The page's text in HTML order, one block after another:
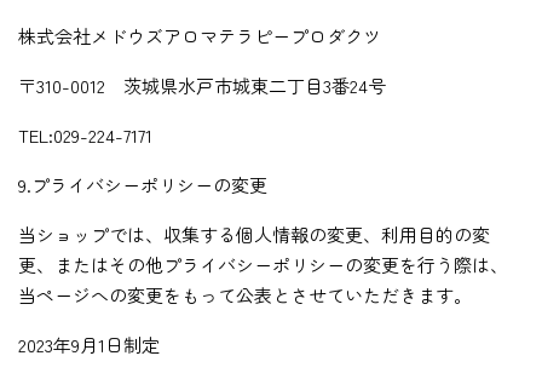
株式会社メドウズアロマテラピープロダクツ
〒310-0012 茨城県水戸市城東二丁目3番24号
TEL:029-224-7171
9.プライバシーポリシーの変更
当ショップでは、収集する個人情報の変更、利用目的の変
更、またはその他プライバシーポリシーの変更を行う際は、
当ページへの変更をもって公表とさせていただきます。
2023年9月1日制定